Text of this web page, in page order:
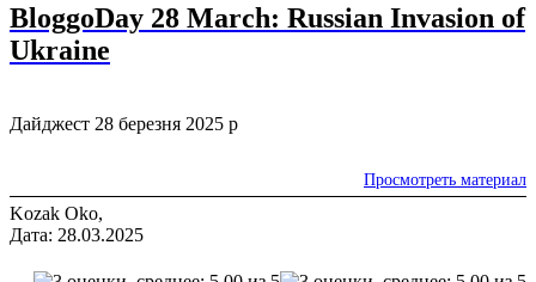
BloggoDay 28 March: Russian Invasion of
Ukraine
Дайджест 28 березня 2025 р
Просмотреть материал
Kozak Oko,
Дата: 28.03.2025